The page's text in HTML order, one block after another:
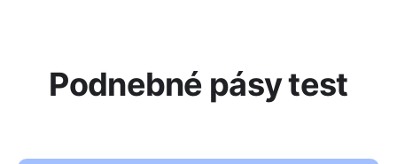
Podnebné pásy test